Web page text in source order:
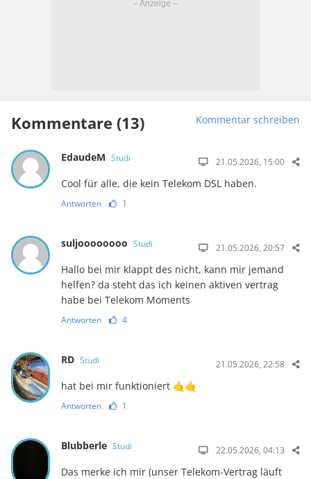
Kommentare (13) Kommentar schreiben
EdaudeM Studi 21.05.2026, 15:00
Cool für alle, die kein Telekom DSL haben.
Antworten 1
suljoooooooo Studi 21.05.2026, 20:57
Hallo bei mir klappt des nicht, kann mir jemand
helfen? da steht das ich keinen aktiven vertrag
habe bei Telekom Moments
Antworten 4
RD Studi 21.05.2026, 22:58
hat bei mir funktioniert 🤙🤙
Antworten 1
Blubberle Studi 22.05.2026, 04:13
Das merke ich mir (unser Telekom-Vertrag läuft